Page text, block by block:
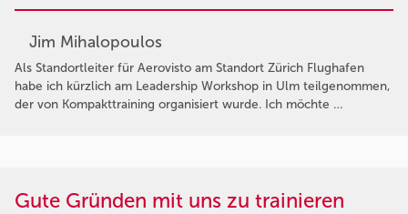
Jim Mihalopoulos
Als Standortleiter für Aerovisto am Standort Zürich Flughafen
habe ich kürzlich am Leadership Workshop in Ulm teilgenommen,
der von Kompakttraining organisiert wurde. Ich möchte …
Gute Gründen mit uns zu trainieren